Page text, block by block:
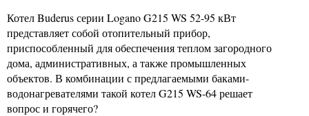
Котел Buderus серии Logano G215 WS 52-95 кВт
представляет собой отопительный прибор,
приспособленный для обеспечения теплом загородного
дома, административных, а также промышленных
объектов. В комбинации с предлагаемыми баками-
водонагревателями такой котел G215 WS-64 решает
вопрос и горячего?